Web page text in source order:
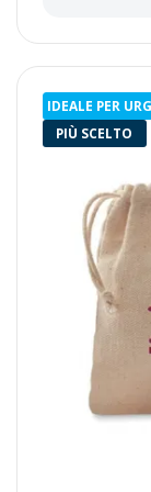
IDEALE PER
PIÙ SCELTO